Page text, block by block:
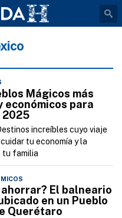
Mágicos más
económicos para
2025
increíbles cuyo viaje
tu economía y la
tu familia
El balneario
en un Pueblo
Querétaro